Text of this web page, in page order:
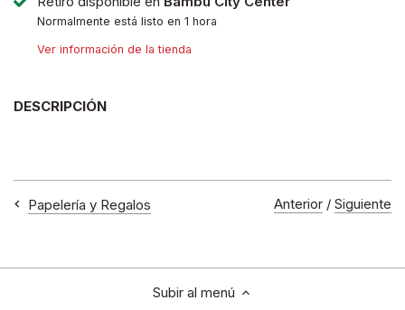
Normalmente está listo en 1 hora
Ver información de la tienda
DESCRIPCIÓN
Papelería y Regalos Anterior / Siguiente
Subir al menú